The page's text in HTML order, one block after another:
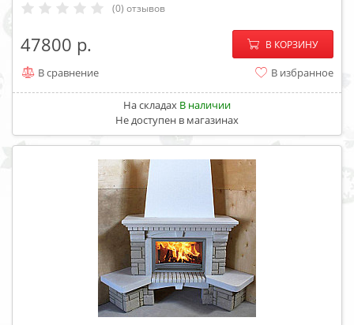
(0) отзывов
47800 − +
В КОРЗИНУ
В сравнение В избранное
На складах В наличии
Не доступен в магазинах